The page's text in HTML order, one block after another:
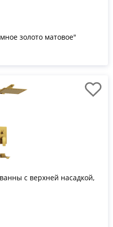
золото матовое"
с верхней насадкой,